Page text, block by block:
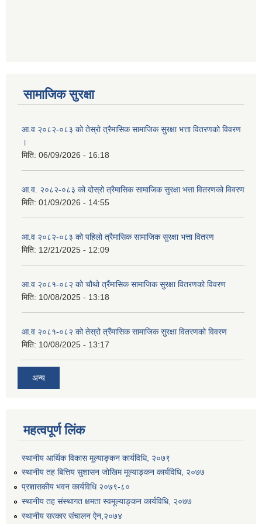
सामाजिक सुरक्षा
आ.व २०८२-०८३ को तेस्रो त्रैमासिक सामाजिक सुरक्षा भत्ता वितरणको विवरण
।
मिति: 06/09/2026 - 16:18
आ.व. २०८२-०८३ को दोस्रो त्रैमासिक सामाजिक सुरक्षा भत्ता वितरणको विवरण
मिति: 01/09/2026 - 14:55
आ.व २०८२-०८३ को पहिलो त्रैमासिक सामाजिक सुरक्षा भत्ता वितरण
मिति: 12/21/2025 - 12:09
आ.व २०८१-०८२ को चौथो त्रैंमासिक सामाजिक सुरक्षा वितरणको विवरण
मिति: 10/08/2025 - 13:18
आ.व २०८१-०८२ को तेस्रो त्रैंमासिक सामाजिक सुरक्षा वितरणको विवरण
मिति: 10/08/2025 - 13:17
अन्य
महत्वपूर्ण लिंक
स्थानीय आर्थिक विकास मूल्याङ्कन कार्यविधि, २०७९
स्थानीय तह बित्तिय सुशासन जोखिम मूल्याङ्कन कार्यविधि, २०७७
प्रशासकीय भवन कार्यविधि २०७९-८०
स्थानीय तह संस्थागत क्षमता स्वमूल्याङ्कन कार्यविधि, २०७७
स्थानीय सरकार संचालन ऐन,२०७४